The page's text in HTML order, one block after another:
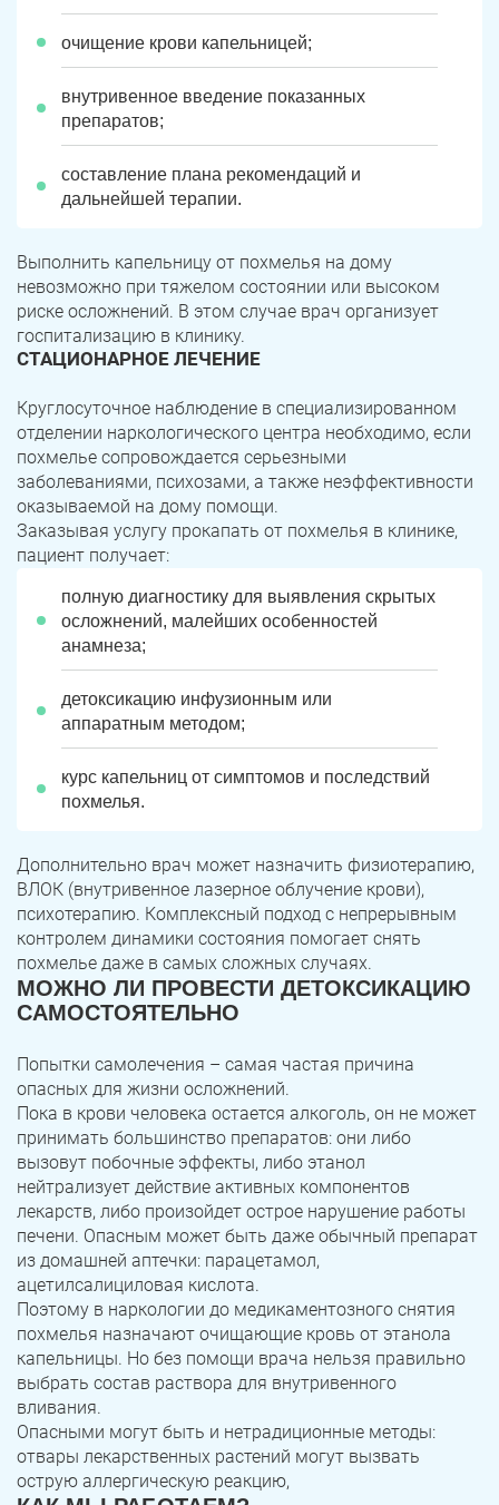
очищение крови капельницей;
внутривенное введение показанных
препаратов;
составление плана рекомендаций и
дальнейшей терапии.
Выполнить капельницу от похмелья на дому
невозможно при тяжелом состоянии или высоком
риске осложнений. В этом случае врач организует
госпитализацию в клинику.
СТАЦИОНАРНОЕ ЛЕЧЕНИЕ
Круглосуточное наблюдение в специализированном
отделении наркологического центра необходимо, если
похмелье сопровождается серьезными
заболеваниями, психозами, а также неэффективности
оказываемой на дому помощи.
Заказывая услугу прокапать от похмелья в клинике,
пациент получает:
полную диагностику для выявления скрытых
осложнений, малейших особенностей
анамнеза;
детоксикацию инфузионным или
аппаратным методом;
курс капельниц от симптомов и последствий
похмелья.
Дополнительно врач может назначить физиотерапию,
ВЛОК (внутривенное лазерное облучение крови),
психотерапию. Комплексный подход с непрерывным
контролем динамики состояния помогает снять
похмелье даже в самых сложных случаях.
МОЖНО ЛИ ПРОВЕСТИ ДЕТОКСИКАЦИЮ
САМОСТОЯТЕЛЬНО
Попытки самолечения – самая частая причина
опасных для жизни осложнений.
Пока в крови человека остается алкоголь, он не может
принимать большинство препаратов: они либо
вызовут побочные эффекты, либо этанол
нейтрализует действие активных компонентов
лекарств, либо произойдет острое нарушение работы
печени. Опасным может быть даже обычный препарат
из домашней аптечки: парацетамол,
ацетилсалициловая кислота.
Поэтому в наркологии до медикаментозного снятия
похмелья назначают очищающие кровь от этанола
капельницы. Но без помощи врача нельзя правильно
выбрать состав раствора для внутривенного
вливания.
Опасными могут быть и нетрадиционные методы:
отвары лекарственных растений могут вызвать
острую аллергическую реакцию,